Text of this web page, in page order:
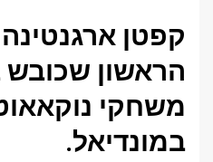
קפטן
הראשון
משחקי
במונדיאל.